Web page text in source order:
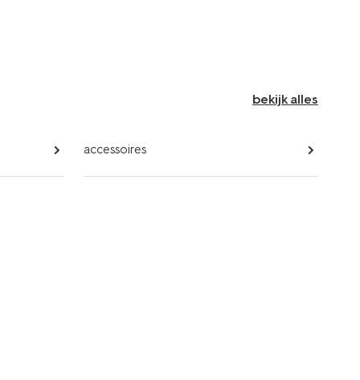
bekijk alles
accessoires